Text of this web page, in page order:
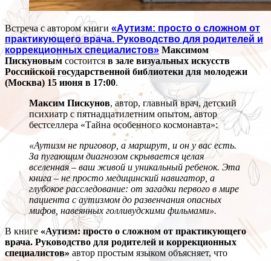
Встреча с автором книги «Аутизм: просто о сложном от
практикующего врача. Руководство для родителей и
коррекционных специалистов» Максимом
Пискуновым состоится в зале визуальных искусств
Российской государственной библиотеки для молодежи
(Москва) 15 июня в 17:00.
Максим Пискунов, автор, главный врач, детский
психиатр с пятнадцатилетним опытом, автор
бестселлера «Тайна особенного космонавта»:
«Аутизм не приговор, а маршрут, и он у вас есть.
За пугающим диагнозом скрывается целая
вселенная – ваш живой и уникальный ребенок. Эта
книга – не просто медицинский навигатор, а
глубокое расследование: от загадки первого в мире
пациента с аутизмом до развенчания опасных
мифов, навеянных голливудскими фильмами».
В книге «Аутизм: просто о сложном от практикующего
врача. Руководство для родителей и коррекционных
специалистов» автор простым языком объясняет, что